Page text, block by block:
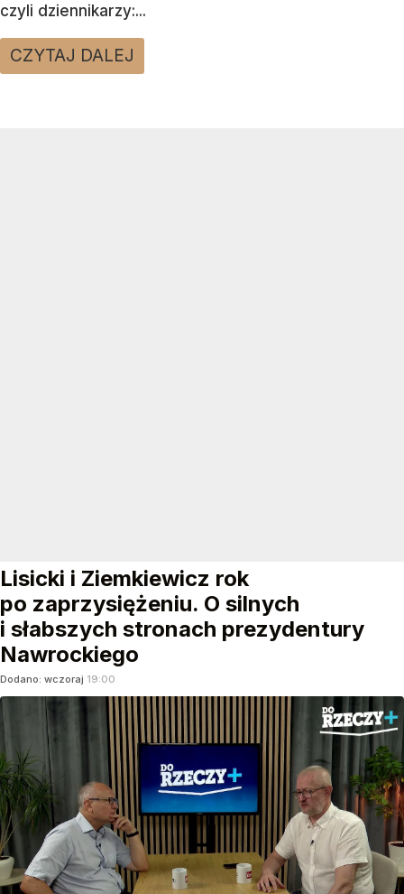
czyli dziennikarzy:...
CZYTAJ DALEJ
Lisicki i Ziemkiewicz rok
po zaprzysiężeniu. O silnych
i słabszych stronach prezydentury
Nawrockiego
Dodano: wczoraj 19:00